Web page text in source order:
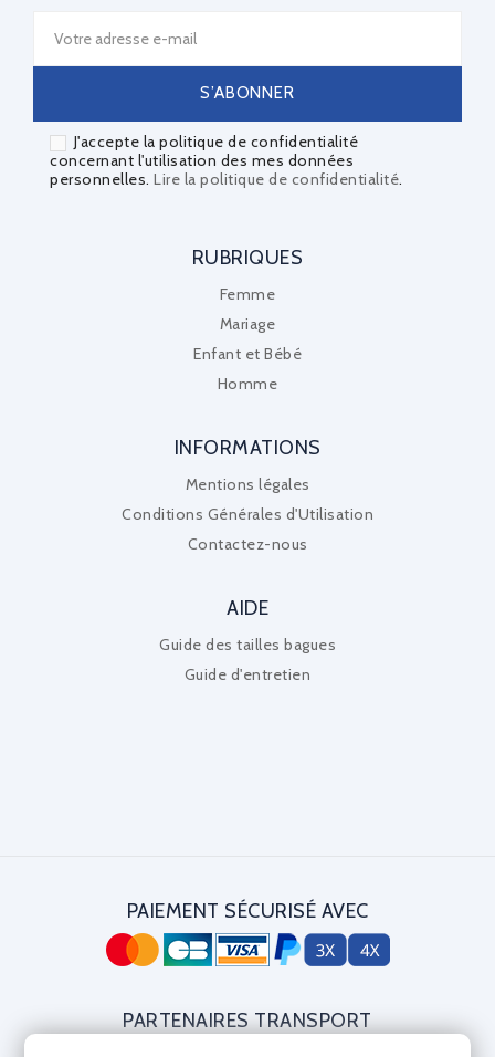
J'accepte la politique de confidentialité
concernant l'utilisation des mes données
personnelles. Lire la politique de confidentialité.
RUBRIQUES
Femme
Mariage
Enfant et Bébé
Homme
INFORMATIONS
Mentions légales
Conditions Générales d'Utilisation
Contactez-nous
AIDE
Guide des tailles bagues
Guide d'entretien
PAIEMENT SÉCURISÉ AVEC
PARTENAIRES TRANSPORT